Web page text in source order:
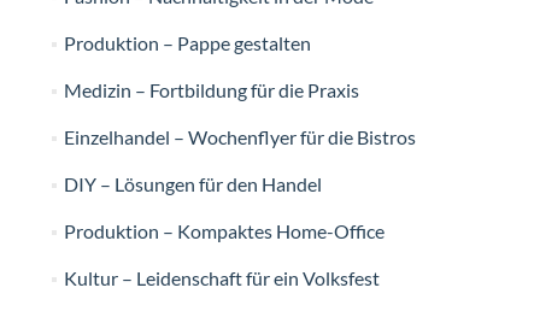
Produktion – Pappe gestalten
Medizin – Fortbildung für die Praxis
Einzelhandel – Wochenflyer für die Bistros
DIY – Lösungen für den Handel
Produktion – Kompaktes Home-Office
Kultur – Leidenschaft für ein Volksfest